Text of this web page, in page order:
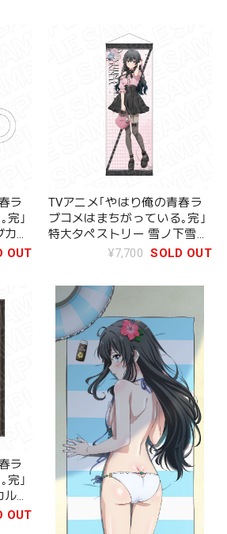
ラ
完｣
ル
OUT
TVアニメ｢やはり俺の青春ラ
ブコメはまちがっている｡完｣
特大タペストリー 雪ノ下雪乃
サブカルファッション ver.
¥7,700 SOLD OUT
ラ
完｣
フ
OUT